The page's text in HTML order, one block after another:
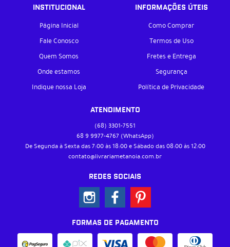
INSTITUCIONAL
Página Inicial
Fale Conosco
Quem Somos
Onde estamos
Indique nossa Loja
INFORMAÇÕES ÚTEIS
Como Comprar
Termos de Uso
Fretes e Entrega
Segurança
Política de Privacidade
ATENDIMENTO
(68) 3301-7551
68 9 9977-4767 (WhatsApp)
De Segunda à Sexta das 7:00 às 18:00 e Sábado das 08:00 às 12:00
contato@livrariametanoia.com.br
REDES SOCIAIS
FORMAS DE PAGAMENTO